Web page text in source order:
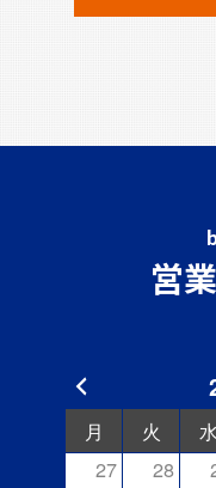
営
月 火 水
27
28